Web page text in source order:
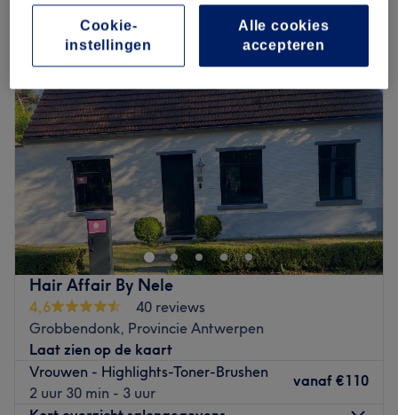
Een salon met:toner in de buurt van Nijlen, Provincie Antwerpen
Hair Affair By Nele
4,6
40 reviews
Grobbendonk, Provincie Antwerpen
Laat zien op de kaart
Vrouwen - Highlights-Toner-Brushen
2 uur 30 min - 3 uur
vanaf €110
Alle cookies
accepteren
Cookie-
instellingen